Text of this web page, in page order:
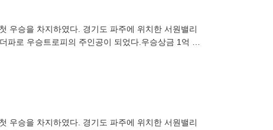
우승을 차지하였다. 경기도 파주에 위치한 서원밸리
로 우승트로피의 주인공이 되었다.우승상금 1억 8
우승을 차지하였다. 경기도 파주에 위치한 서원밸리